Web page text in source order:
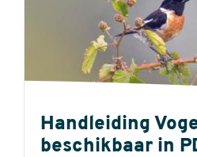
Handleiding
beschikbaar in